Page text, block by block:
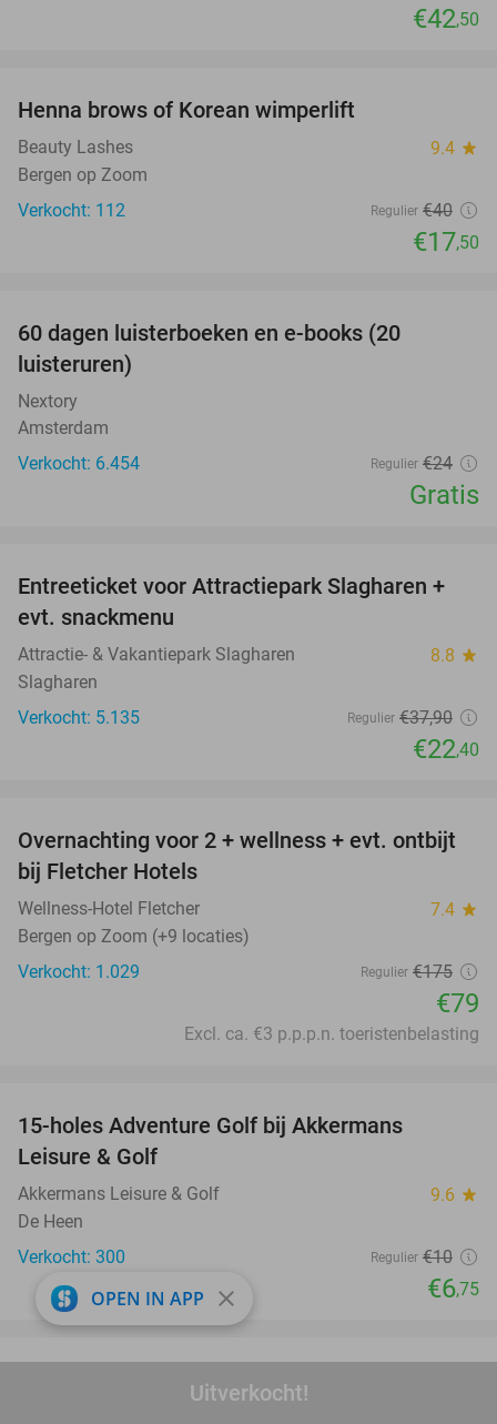
Uitverkocht!
€42,50
Henna brows of Korean wimperlift
Beauty Lashes 9.4 star
Bergen op Zoom
Verkocht: 112
Regulier €40
€17,50
60 dagen luisterboeken en e-books (20
luisteruren)
Nextory
Amsterdam
Verkocht: 6.454
Regulier €24
Gratis
41%
Entreeticket voor Attractiepark Slagharen +
evt. snackmenu
Attractie- & Vakantiepark Slagharen 8.8 star
Slagharen
Verkocht: 5.135
Regulier €37,90
€22,40
55%
Overnachting voor 2 + wellness + evt. ontbijt
bij Fletcher Hotels
Wellness-Hotel Fletcher 7.4 star
Bergen op Zoom (+9 locaties)
Verkocht: 1.029
Regulier €175
€79
Excl. ca. €3 p.p.p.n. toeristenbelasting
15-holes Adventure Golf bij Akkermans
Leisure & Golf
Akkermans Leisure & Golf 9.6 star
De Heen
Verkocht: 300
Regulier €10
€6,75
Burger naar keuze + friet + mayonaise bij Bar
OPEN IN APP close